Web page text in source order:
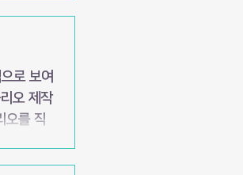
다.” - 학
로 보여
오 제작
오를 직